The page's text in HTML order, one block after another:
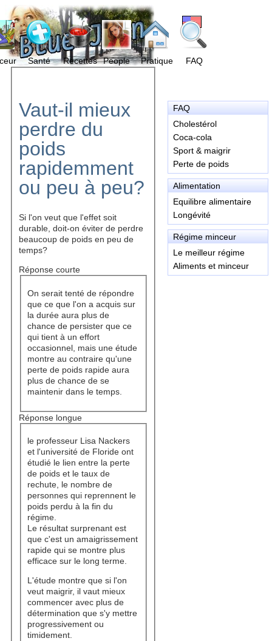
Santé Recettes People Pratique FAQ
FAQ
Cholestérol
Coca-cola
Sport & maigrir
Perte de poids
Alimentation
Equilibre alimentaire
Longévité
Régime minceur
Le meilleur régime
Aliments et minceur
Vaut-il mieux
perdre du
poids
rapidemment
ou peu à peu?
Si l'on veut que l'effet soit
durable, doit-on éviter de perdre
beaucoup de poids en peu de
temps?
Réponse courte
On serait tenté de répondre
que ce que l'on a acquis sur
la durée aura plus de
chance de persister que ce
qui tient à un effort
occasionnel, mais une étude
montre au contraire qu'une
perte de poids rapide aura
plus de chance de se
maintenir dans le temps.
Réponse longue
le professeur Lisa Nackers
et l'université de Floride ont
étudié le lien entre la perte
de poids et le taux de
rechute, le nombre de
personnes qui reprennent le
poids perdu à la fin du
régime.
Le résultat surprenant est
que c'est un amaigrissement
rapide qui se montre plus
efficace sur le long terme.
L'étude montre que si l'on
veut maigrir, il vaut mieux
commencer avec plus de
détermination que s'y mettre
progressivement ou
timidement.